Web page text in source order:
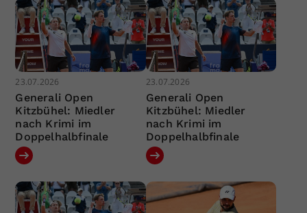
23.07.2026
Generali Open
Kitzbühel: Miedler
nach Krimi im
Doppelhalbfinale
23.07.2026
Generali Open
Kitzbühel: Miedler
nach Krimi im
Doppelhalbfinale